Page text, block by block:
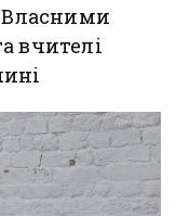
Власними
вчителі